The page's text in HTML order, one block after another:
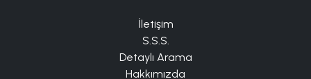
İletişim
S.S.S.
Detaylı Arama
Hakkımızda